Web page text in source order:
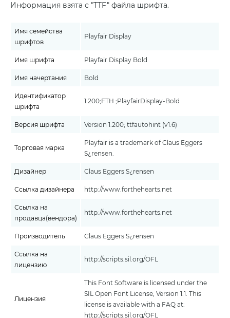
Информация взята с "TTF" файла шрифта.
Имя семейства
шрифтов
Playfair Display
Имя шрифта Playfair Display Bold
Имя начертания Bold
Идентификатор
шрифта
1.200;FTH ;PlayfairDisplay-Bold
Версия шрифта Version 1.200; ttfautohint (v1.6)
Торговая марка
Playfair is a trademark of Claus Eggers
S¿rensen.
Дизайнер Claus Eggers S¿rensen
Ссылка дизайнера http://www.forthehearts.net
Ссылка на
продавца(вендора)
http://www.forthehearts.net
Производитель Claus Eggers S¿rensen
Ссылка на
лицензию
http://scripts.sil.org/OFL
Лицензия
This Font Software is licensed under the
SIL Open Font License, Version 1.1. This
license is available with a FAQ at:
http://scripts.sil.org/OFL